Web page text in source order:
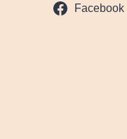
Facebook